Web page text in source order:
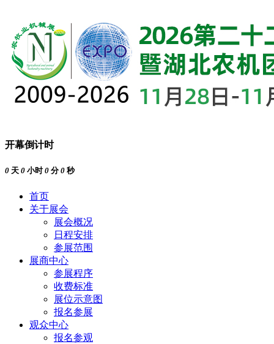
开幕倒计时
0 天 0 小时 0 分 0 秒
首页
关于展会
展会概况
日程安排
参展范围
展商中心
参展程序
收费标准
展位示意图
报名参展
观众中心
报名参观